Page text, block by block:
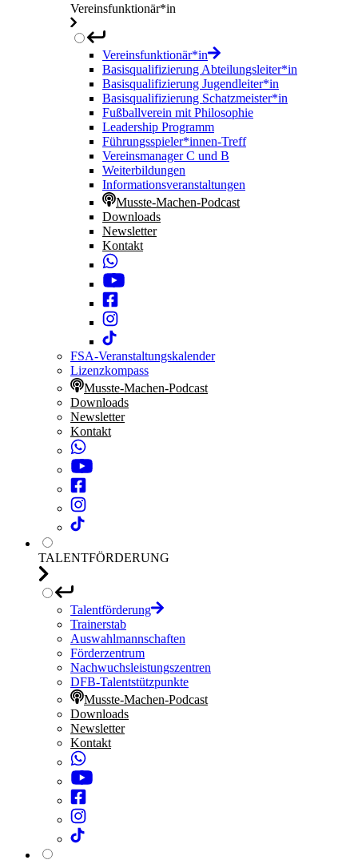
Vereinsfunktionär*in
Vereinsfunktionär*in
Basisqualifizierung Abteilungsleiter*in
Basisqualifizierung Jugendleiter*in
Basisqualifizierung Schatzmeister*in
Fußballverein mit Philosophie
Leadership Programm
Führungsspieler*innen-Treff
Vereinsmanager C und B
Weiterbildungen
Informationsveranstaltungen
Musste-Machen-Podcast
Downloads
Newsletter
Kontakt
FSA-Veranstaltungskalender
Lizenzkompass
Musste-Machen-Podcast
Downloads
Newsletter
Kontakt
TALENTFÖRDERUNG
Talentförderung
Trainerstab
Auswahlmannschaften
Förderzentrum
Nachwuchsleistungszentren
DFB-Talentstützpunkte
Musste-Machen-Podcast
Downloads
Newsletter
Kontakt